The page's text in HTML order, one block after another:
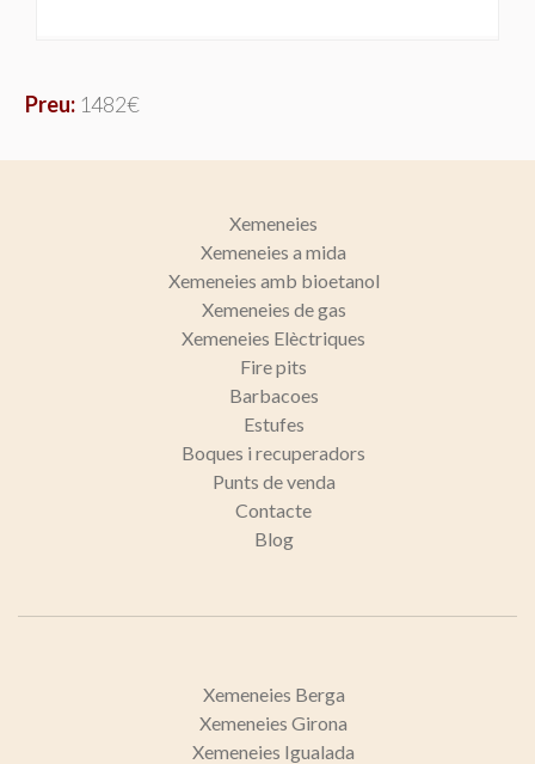
Preu: 1482€
Xemeneies
Xemeneies a mida
Xemeneies amb bioetanol
Xemeneies de gas
Xemeneies Elèctriques
Fire pits
Barbacoes
Estufes
Boques i recuperadors
Punts de venda
Contacte
Blog
Xemeneies Berga
Xemeneies Girona
Xemeneies Igualada
navegador podent, si així ho desitja, impedir que siguin
instal·lades al disc dur, encara que haurà de tenir en
Permeten fer el seguiment i l'anàlisi del comportament
dels usuaris d'aquest lloc web. La informació recollida
mitjançant aquest tipus de cookies s'utilitza en el
mesurament de l'activitat del web per a l'elaboració de
perfils de navegació dels usuaris per introduir millores en
funció de l'anàlisi de les dades d'ús que fan els usuaris del
servei. Permeten desar la informació de preferència de
l'usuari per millorar la qualitat dels nostres serveis i oferir
una millor experiència a través de productes recomanats.
Marketing i publicitat
Aquestes cookies són utilitzades per emmagatzemar
de l'usuari a través de l'observació continuada dels seus